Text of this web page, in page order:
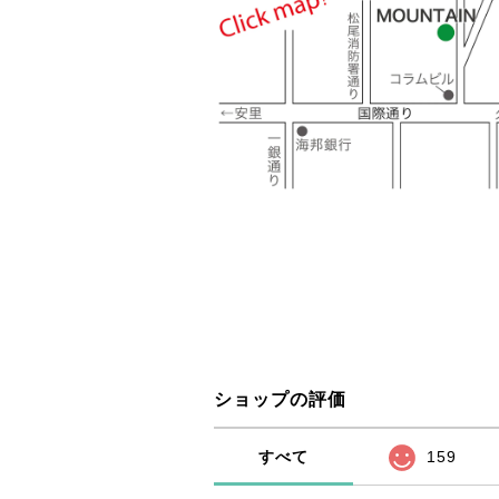
ショップの評価
すべて 159